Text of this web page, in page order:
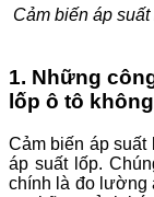
Cảm biến áp
1. Những
lốp ô tô
Cảm biến áp
áp suất lốp.
chính là đo lường